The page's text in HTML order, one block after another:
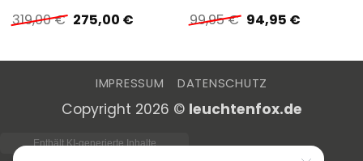
319,00€ Ursprünglicher
Preis
319,00 €
275,00 €Aktueller
275,00 €.
99,95€ Ursprünglicher
Preis
99,95 €
94,95 €Aktueller
94,95 €.
IMPRESSUM DATENSCHUTZ
Copyright 2026 © leuchtenfox.de